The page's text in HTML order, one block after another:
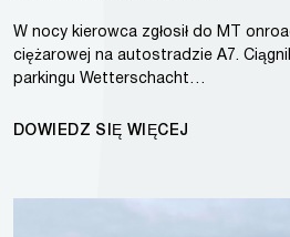
W nocy kierowca zgłosił do MT
ciężarowej na autostradzie A7.
parkingu Wetterschacht…
DOWIEDZ SIĘ WIĘCEJ